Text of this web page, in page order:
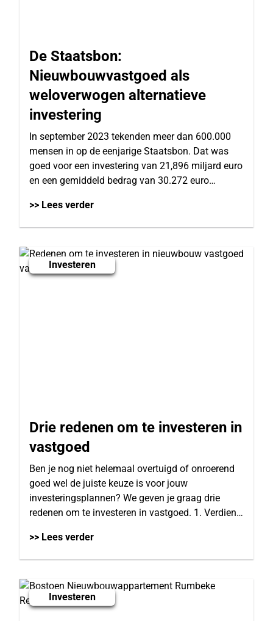
De Staatsbon:
Nieuwbouwvastgoed als
weloverwogen alternatieve
investering
In september 2023 tekenden meer dan 600.000
mensen in op de eenjarige Staatsbon. Dat was
goed voor een investering van 21,896 miljard euro
en een gemiddeld bedrag van 30.272 euro…
>> Lees verder
Investeren
Drie redenen om te investeren in
vastgoed
Ben je nog niet helemaal overtuigd of onroerend
goed wel de juiste keuze is voor jouw
investeringsplannen? We geven je graag drie
redenen om te investeren in vastgoed. 1. Verdien…
>> Lees verder
Investeren